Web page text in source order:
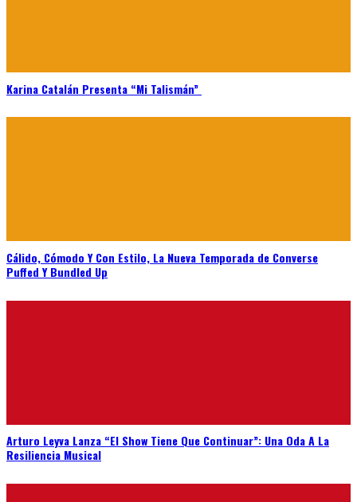
Karina Catalán Presenta “Mi Talismán”
Cálido, Cómodo Y Con Estilo, La Nueva Temporada de Converse
Puffed Y Bundled Up
Arturo Leyva Lanza “El Show Tiene Que Continuar”: Una Oda A La
Resiliencia Musical